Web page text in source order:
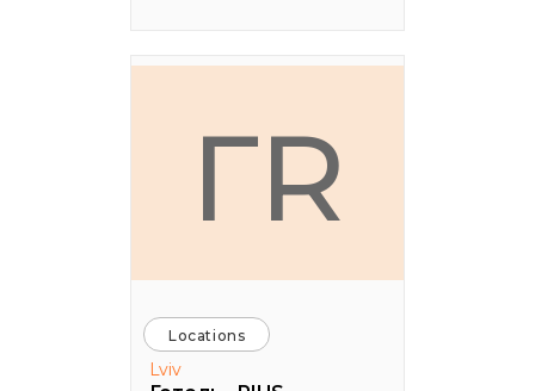
ГR
Locations
Lviv